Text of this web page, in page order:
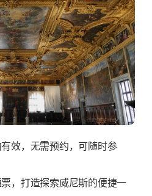
效，无需预约，可随时参
，打造探索威尼斯的便捷一